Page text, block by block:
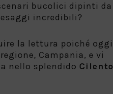
bucolici dipinti da
incredibili?
la lettura poiché oggi
Campania, e vi
nello splendido Cilento